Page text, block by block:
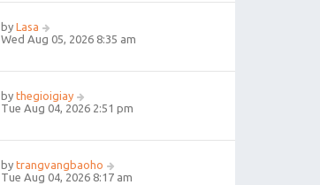
by Lasa
Wed Aug 05, 2026 8:35 am
by thegioigiay
Tue Aug 04, 2026 2:51 pm
by trangvangbaoho
Tue Aug 04, 2026 8:17 am